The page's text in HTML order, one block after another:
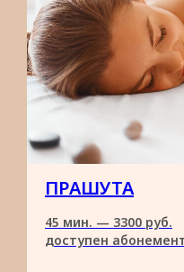
ПРАШУТА
45 мин. — 3300 руб.​
доступен